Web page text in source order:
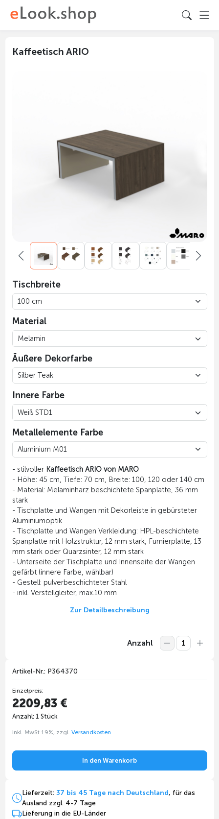
Kaffeetisch ARIO
Tischbreite
Material
Äußere Dekorfarbe
Innere Farbe
Metallelemente Farbe
- stilvoller Kaffeetisch ARIO von MARO
- Höhe: 45 cm, Tiefe: 70 cm, Breite: 100, 120 oder 140 cm
- Material: Melaminharz beschichtete Spanplatte, 36 mm
stark
- Tischplatte und Wangen mit Dekorleiste in gebürsteter
Aluminiumoptik
- Tischplatte und Wangen Verkleidung: HPL-beschichtete
Spanplatte mit Holzstruktur, 12 mm stark, Furnierplatte, 13
mm stark oder Quarzsinter, 12 mm stark
- Unterseite der Tischplatte und Innenseite der Wangen
gefärbt (innere Farbe, wählbar)
- Gestell: pulverbeschichteter Stahl
- inkl. Verstellgleiter, max.10 mm
Zur Detailbeschreibung
Anzahl
Artikel-Nr.: P364370
Einzelpreis:
2209,83 €
Anzahl: 1 Stück
inkl. MwSt 19%, zzgl. Versandkosten
In den Warenkorb
Lieferzeit: 37 bis 45 Tage nach Deutschland, für das
Ausland zzgl. 4-7 Tage
Lieferung in die EU-Länder